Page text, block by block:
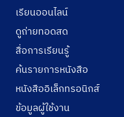
เรียนออนไลน์
ดูถ่ายทอดสด
สื่อการเรียนรู้
ค้นรายการหนังสือ
หนังสืออิเล็กทรอนิกส์
ข้อมูลผู้ใช้งาน